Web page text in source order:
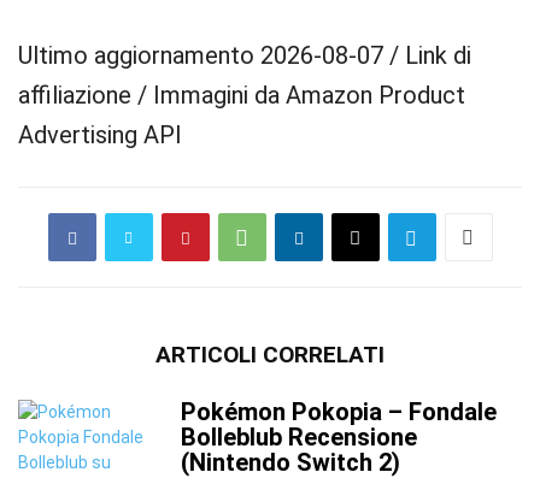
Ultimo aggiornamento 2026-08-07 / Link di
affiliazione / Immagini da Amazon Product
Advertising API
ARTICOLI CORRELATI
Pokémon Pokopia – Fondale
Bolleblub Recensione
(Nintendo Switch 2)